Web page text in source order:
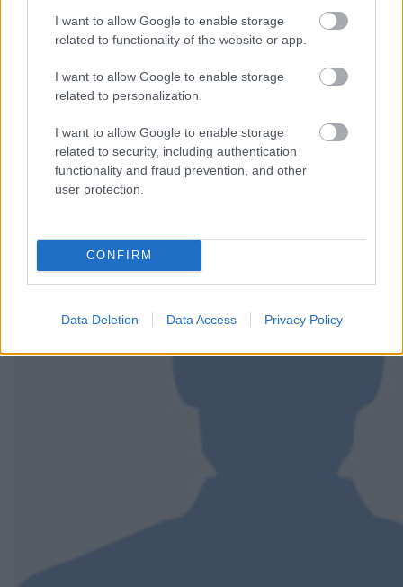
I want to allow Google to enable storage
related to functionality of the website or app.
I want to allow Google to enable storage
related to personalization.
I want to allow Google to enable storage
related to security, including authentication
functionality and fraud prevention, and other
user protection.
CONFIRM
Data Deletion Data Access Privacy Policy
komolyabb távra tervezett
karbonbringánkra."